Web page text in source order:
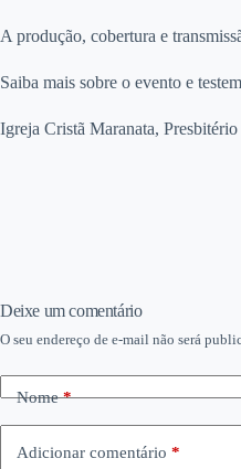
A produção, cobertura e
Saiba mais sobre o evento e
Igreja Cristã Maranata,
Deixe um comentário
O seu endereço de e-mail não será
Nome*
Adicionar comentário *